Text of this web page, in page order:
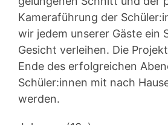
Kameraführung der
wir jedem unserer Gäste ein
Gesicht verleihen. Die
Ende des erfolgreichen
Schüler:innen mit nach
werden.